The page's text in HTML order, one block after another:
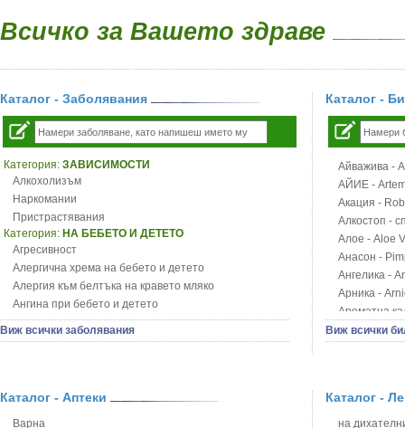
Всичко за Вашето здраве
Каталог - Заболявания
Категория: ЗАВИСИМОСТИ
Алкохолизъм
Наркомании
Пристрастявания
Категория: НА БЕБЕТО И ДЕТЕТО
Агресивност
Алергична хрема на бебето и детето
Алергия към белтъка на кравето мляко
Ангина при бебето и детето
Анемия при бебето и детето
Апетит - пълни деца
Бронхиална астма при бебето и детето
Виж всички заболявания
Каталог -
Айважива -
АЙИЕ -
Акация -
Алкостоп -
Алое - Aloe
Анасон -
Ангелика -
Арника -
Ароматна
Арония -
Блатен
Блян
Виж всички
Каталог - Аптеки
Варна
Каталог -
на